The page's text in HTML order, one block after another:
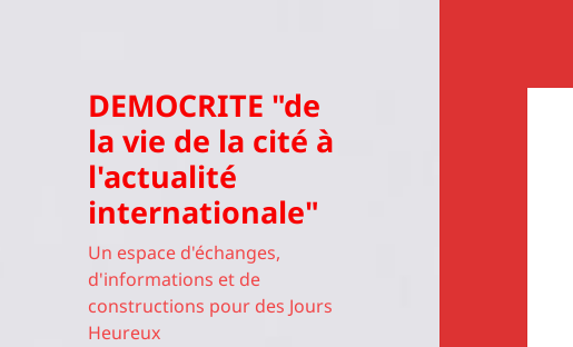
DEMOCRITE "de
la vie de la cité à
l'actualité
internationale"
Un espace d'échanges,
d'informations et de
constructions pour des Jours
Heureux